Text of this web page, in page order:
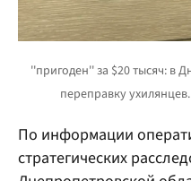
По информации
стратегических